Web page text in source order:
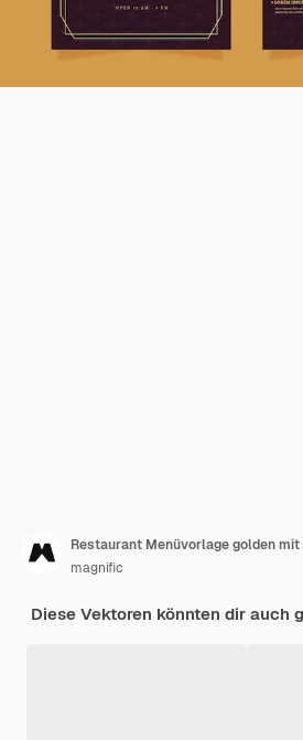
Restaurant Menüvorlage golden
magnific
Diese Vektoren könnten dir auch